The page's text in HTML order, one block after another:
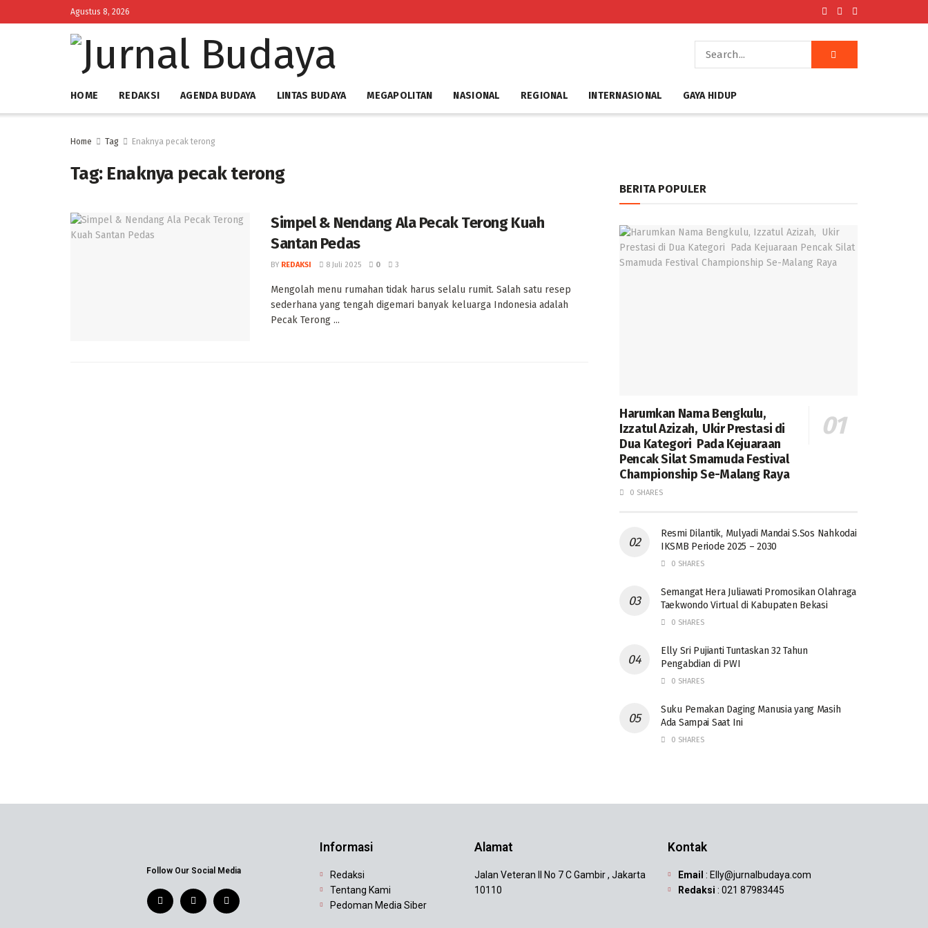
Agustus 8, 2026
HOME REDAKSI AGENDA BUDAYA LINTAS BUDAYA MEGAPOLITAN NASIONAL REGIONAL INTERNASIONAL GAYA HIDUP
Home Tag Enaknya pecak terong
Tag: Enaknya pecak terong
Simpel & Nendang Ala Pecak Terong Kuah
Santan Pedas ‎
BY REDAKSI 8 Juli 2025 0 3
‎Mengolah menu rumahan tidak harus selalu rumit. Salah satu resep
sederhana yang tengah digemari banyak keluarga Indonesia adalah
Pecak Terong ...
BERITA POPULER
Harumkan Nama Bengkulu,
Izzatul Azizah, Ukir Prestasi di
Dua Kategori Pada Kejuaraan
Pencak Silat Smamuda Festival
Championship Se-Malang Raya
0 SHARES
Resmi Dilantik, Mulyadi Mandai S.Sos Nahkodai
IKSMB Periode 2025 – 2030
0 SHARES
Semangat Hera Juliawati Promosikan Olahraga
Taekwondo Virtual di Kabupaten Bekasi
0 SHARES
Elly Sri Pujianti Tuntaskan 32 Tahun
Pengabdian di PWI
0 SHARES
‎Suku Pemakan Daging Manusia yang Masih
Ada Sampai Saat Ini
0 SHARES
Follow Our Social Media
Informasi
Redaksi
Tentang Kami
Pedoman Media Siber
Alamat
Jalan Veteran II No 7 C Gambir , Jakarta
10110
Kontak
Email : Elly@jurnalbudaya.com
Redaksi : 021 87983445